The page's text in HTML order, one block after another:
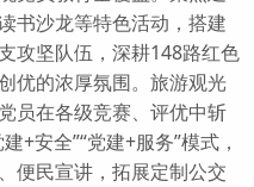
书沙龙等特色活动，搭建
攻坚队伍，深耕148路红色
优的浓厚氛围。旅游观光
员在各级竞赛、评优中斩
+安全”“党建+服务”模式，
便民宣讲，拓展定制公交